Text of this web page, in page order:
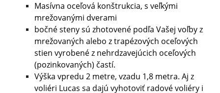
Masívna oceľová konštrukcia, s veľkými
mrežovanými dverami
bočné steny sú zhotovené podľa Vašej voľby z
mrežovaných alebo z trapézových oceľových
stien vyrobené z nehrdzavejúcich oceľových
(pozinkovaných) častí.
Výška vpredu 2 metre, vzadu 1,8 metra. Aj z
voliéri Lucas sa dajú vyhotoviť radové voliéry i